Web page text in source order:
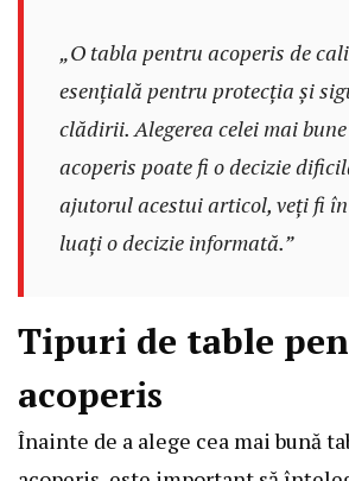
„O tabla pentru acoperis de
esențială pentru protecția și
clădirii. Alegerea celei mai
acoperis poate fi o decizie
ajutorul acestui articol, veți fi
luați o decizie informată.”
Tipuri de table
acoperis
Înainte de a alege cea mai bună